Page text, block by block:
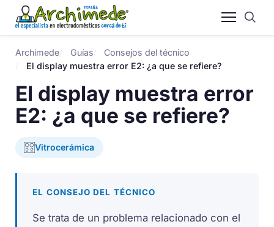
Archimede Guías
Consejos del técnico
El display muestra error E2: ¿a que se refiere?
El display muestra error
E2: ¿a que se refiere?
Vitrocerámica
EL CONSEJO DEL TÉCNICO
Se trata de un problema relacionado con el